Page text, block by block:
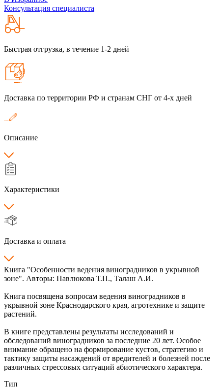
Консультация специалиста
Быстрая отгрузка, в течение 1-2 дней
Доставка по территории РФ и странам СНГ от 4-х дней
Описание
Характеристики
Доставка и оплата
Книга "Особенности ведения виноградников в укрывной
зоне". Авторы: Павлюкова Т.П., Талаш А.И.
Книга посвящена вопросам ведения виноградников в
укрывной зоне Краснодарского края, агротехнике и защите
растений.
В книге представлены результаты исследований и
обследований виноградников за последние 20 лет. Особое
внимание обращено на формирование кустов, стратегию и
тактику защиты насаждений от вредителей и болезней после
различных стрессовых ситуаций абиотического характера.
Тип